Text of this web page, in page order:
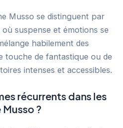
Musso se distinguent par
suspense et émotions se
habilement des
touche de fantastique ou de
intenses et accessibles.
récurrents dans les
?